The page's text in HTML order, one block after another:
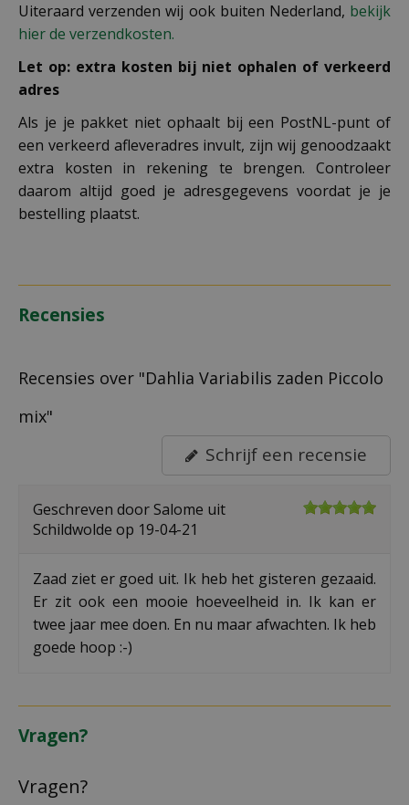
Uiteraard verzenden wij ook buiten Nederland, bekijk
hier de verzendkosten.
Let op: extra kosten bij niet ophalen of verkeerd
adres
Als je je pakket niet ophaalt bij een PostNL-punt of
een verkeerd afleveradres invult, zijn wij genoodzaakt
extra kosten in rekening te brengen. Controleer
daarom altijd goed je adresgegevens voordat je je
bestelling plaatst.
Recensies
Recensies over "Dahlia Variabilis zaden Piccolo
mix"
Schrijf een recensie
Geschreven doorSalome uit
Schildwolde op 19-04-21
Zaad ziet er goed uit. Ik heb het gisteren gezaaid.
Er zit ook een mooie hoeveelheid in. Ik kan er
twee jaar mee doen. En nu maar afwachten. Ik heb
goede hoop :-)
Vragen?
Vragen?